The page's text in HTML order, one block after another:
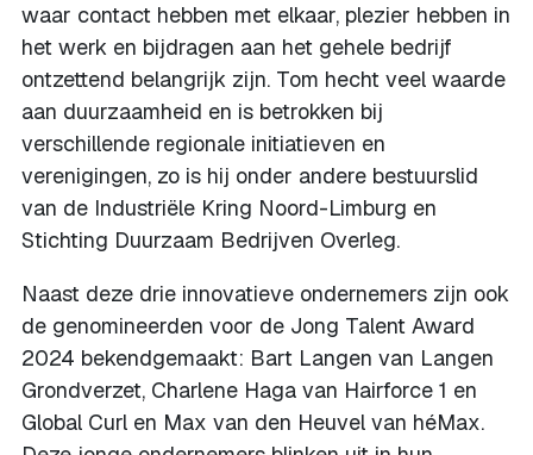
waar contact hebben met elkaar, plezier hebben in
het werk en bijdragen aan het gehele bedrijf
ontzettend belangrijk zijn. Tom hecht veel waarde
aan duurzaamheid en is betrokken bij
verschillende regionale initiatieven en
verenigingen, zo is hij onder andere bestuurslid
van de Industriële Kring Noord-Limburg en
Stichting Duurzaam Bedrijven Overleg.
Naast deze drie innovatieve ondernemers zijn ook
de genomineerden voor de Jong Talent Award
2024 bekendgemaakt: Bart Langen van Langen
Grondverzet, Charlene Haga van Hairforce 1 en
Global Curl en Max van den Heuvel van héMax.